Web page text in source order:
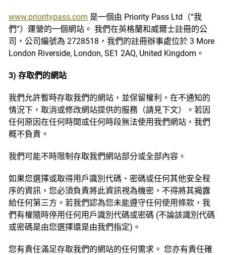
www.prioritypass.com 是一個由 Priority Pass Ltd（“我
們”）運營的一個網站。 我們在英格蘭和威爾士註冊的公
司，公司編號為 2728518，我們的註冊辦事處位於 3 More
London Riverside, London, SE1 2AQ, United Kingdom。
3) 存取們的網站
我們允許暫時存取我們的網站，並保留權利，在不通知的
情況下，取消或修改網站提供的服務（請見下文）。若因
任何原因在任何時間或任何時段無法使用我們網站，我們
概不負責。
我們可能不時限制存取我們網站部分或全部內容。‭
如果您選擇或取得用戶識別代碼、密碼或任何其他安全程
序的資訊，您必須負責將此資訊視為機密，不得將其揭露
給任何第三方。若我們認為您未能遵守任何使用條款，我
們有權隨時停用任何用戶識別代碼或密碼 (不論該識別代碼
或密碼是由您選擇還是由我們指定)。
您有責任滿足存取我們的網站的任何需求。 您亦有責任確